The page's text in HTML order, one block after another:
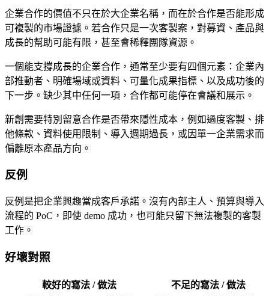
企業合作的價值不只在於大企業名稱，而在於合作是否能形成
可複製的市場證據。若合作只是一次客製案，對募資、產品與
成長的幫助可能有限，甚至會稀釋團隊資源。
一個能支撐成長的企業合作，通常至少要有四個元素：企業內
部推動者、明確場域或資料、可量化成果指標、以及成功後的
下一步。缺少其中任何一項，合作都可能停在會議和展示。
新創需要特別留意合作是否帶來隱性成本，例如過度客製、排
他條款、資料使用限制、導入週期過長，或因單一企業需求而
偏離原本產品方向。
反例
反例是把企業興趣當成客戶承諾。沒有內部主人、預算與導入
流程的 PoC，即使 demo 成功，也可能只留下無法複製的客製
工作。
好壞對照
較好的寫法 / 做法
不足的寫法 / 做法